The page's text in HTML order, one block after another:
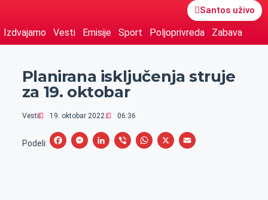
Santos uživo
Izdvajamo Vesti Emisije Sport Poljoprivreda Zabava
Planirana isključenja struje
za 19. oktobar
Vesti 19. oktobar 2022. 06:36
Podeli:
F
M
L
V
W
X
E